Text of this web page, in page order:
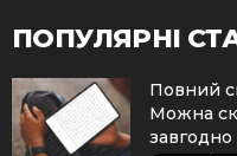
ПОПУЛЯРНІ
Повний
Можна
завгодно